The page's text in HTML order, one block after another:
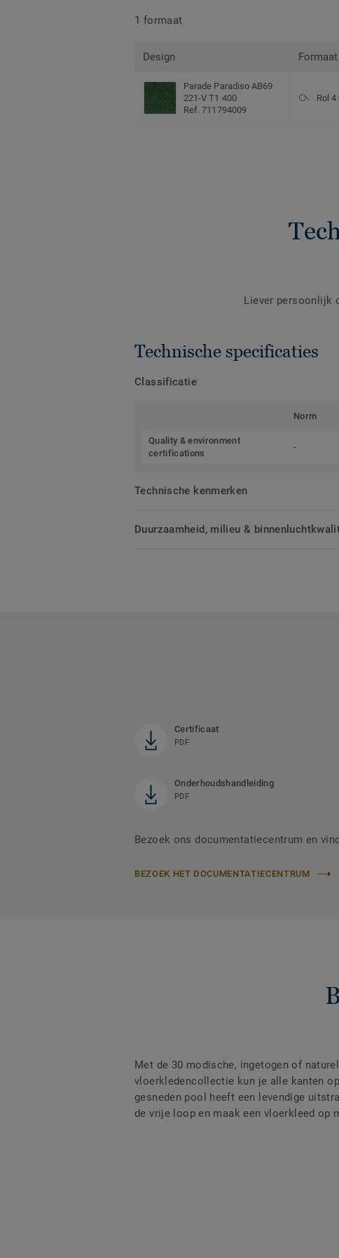
1 formaat
Design Formaat
Parade Paradiso AB69
221-V T1 400
Ref. 711794009
Rol 4
Liever persoonlijk
Technische specificaties
Classificatie
Norm
Quality & environment
certifications
-
Technische kenmerken
Duurzaamheid, milieu &
Certificaat
PDF
Onderhoudshandleiding
PDF
Bezoek ons documentatiecentrum en
BEZOEK HET DOCUMENTATIECENTRUM
Met de 30 modische, ingetogen of
vloerkledencollectie kun je alle kanten
gesneden pool heeft een levendige
de vrije loop en maak een vloerkleed op